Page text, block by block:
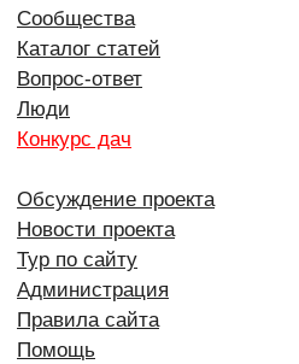
Сообщества
Каталог статей
Вопрос-ответ
Люди
Конкурс дач
Обсуждение проекта
Новости проекта
Тур по сайту
Администрация
Правила сайта
Помощь